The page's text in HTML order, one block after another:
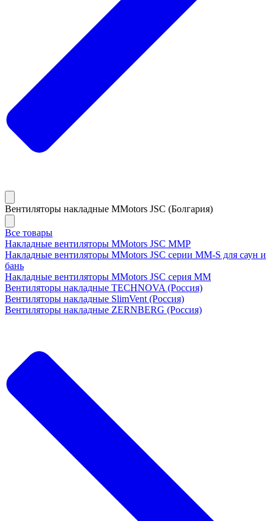
Вентиляторы накладные MMotors JSC (Болгария)
Все товары
Накладные вентиляторы MMotors JSC MMP
Накладные вентиляторы MMotors JSC серии MM-S для саун и
бань
Накладные вентиляторы MMotors JSC серия МM
Вентиляторы накладные TECHNOVA (Россия)
Вентиляторы накладные SlimVent (Россия)
Вентиляторы накладные ZERNBERG (Россия)